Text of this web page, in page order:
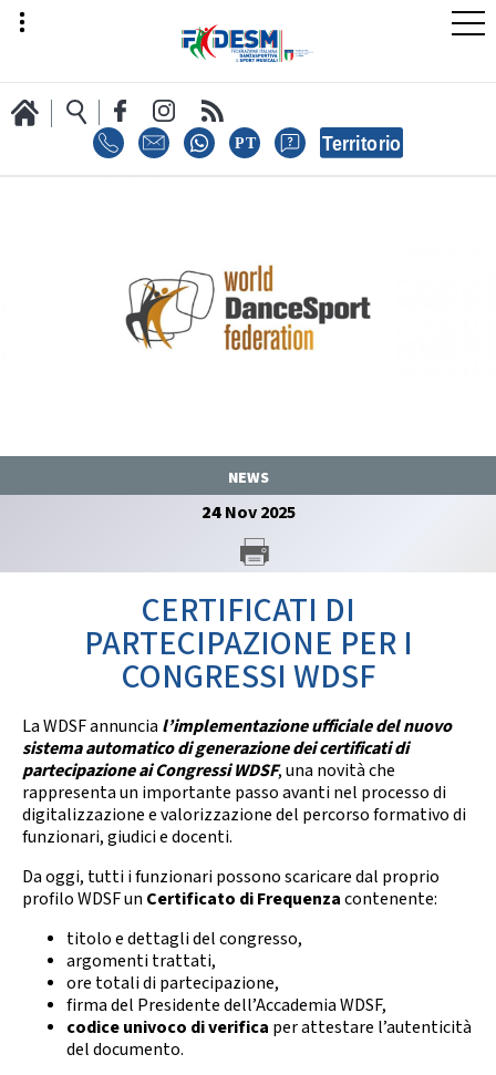
AREA SPORT
GARE
Tesseramento Territorio
Formazione Albo Soci
Calendario Gare Media
NEWS
24Nov2025
CERTIFICATI DI
PARTECIPAZIONE PER I
CONGRESSI WDSF
La WDSF annuncia l’implementazione ufficiale del nuovo
sistema automatico di generazione dei certificati di
partecipazione ai Congressi WDSF, una novità che
rappresenta un importante passo avanti nel processo di
digitalizzazione e valorizzazione del percorso formativo di
funzionari, giudici e docenti.
Da oggi, tutti i funzionari possono scaricare dal proprio
profilo WDSF un Certificato di Frequenzacontenente:
titolo e dettagli del congresso,
argomenti trattati,
ore totali di partecipazione,
firma del Presidente dell’Accademia WDSF,
codice univoco di verifica per attestare l’autenticità
del documento.